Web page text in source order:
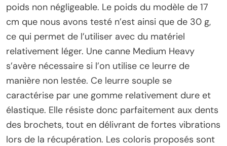
poids non négligeable. Le poids du modèle de 17
cm que nous avons testé n’est ainsi que de 30 g,
ce qui permet de l’utiliser avec du matériel
relativement léger. Une canne Medium Heavy
s’avère nécessaire si l’on utilise ce leurre de
manière non lestée. Ce leurre souple se
caractérise par une gomme relativement dure et
élastique. Elle résiste donc parfaitement aux dents
des brochets, tout en délivrant de fortes vibrations
lors de la récupération. Les coloris proposés sont